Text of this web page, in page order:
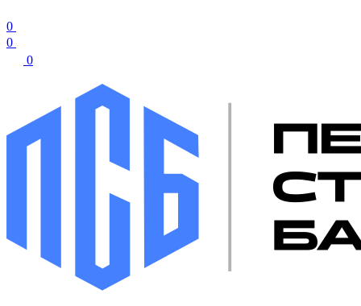
0
0
0